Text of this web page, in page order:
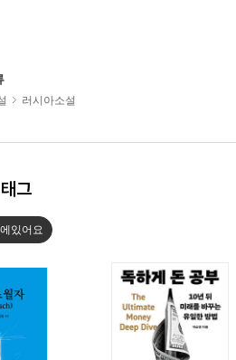
러시아소설
그
있어요